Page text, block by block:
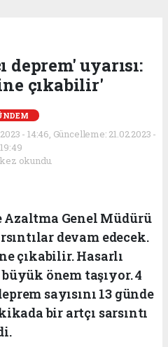
deprem' uyarısı:
çıkabilir'
- 14:46, Güncelleme: 21.02.2023 -
19:49
kez okundu.
Azaltma Genel Müdürü
devam edecek.
çıkabilir. Hasarlı
önem taşıyor. 4
sayısını 13 günde
bir artçı sarsıntı